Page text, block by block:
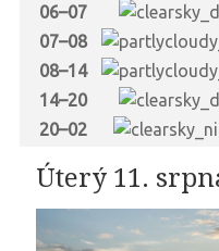
06–07
07–08
08–14
14–20
20–02
Úterý 11.